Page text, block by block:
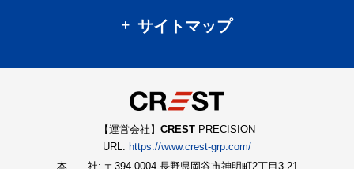
サイトマップ
【運営会社】 CREST PRECISION
URL: https://www.crest-grp.com/
本 社: 〒394-0004 長野県岡谷市神明町2丁目3-21